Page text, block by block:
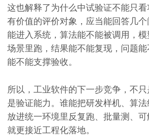
这也解释了为什么中试验证不能只
有价值的评价对象，应当能回答几
能进入系统，算法能不能被调用，
场景里跑，结果能不能复现，问题
能不能支撑验收。
所以，工业软件的下一步竞争，不
是验证能力。谁能把研发样机、算
放进统一环境里反复跑、批量测、
就更接近工程化落地。